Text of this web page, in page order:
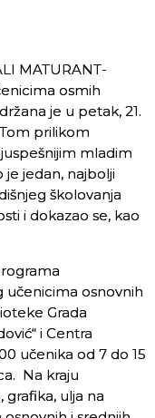
MATURANT-
osmih
je u petak, 21.
Tom prilikom
mladim
je jedan, najbolji
školovanja
i dokazao se, kao
učenicima osnovnih
Grada
i Centra
učenika od 7 do 15
Na kraju
ulja na